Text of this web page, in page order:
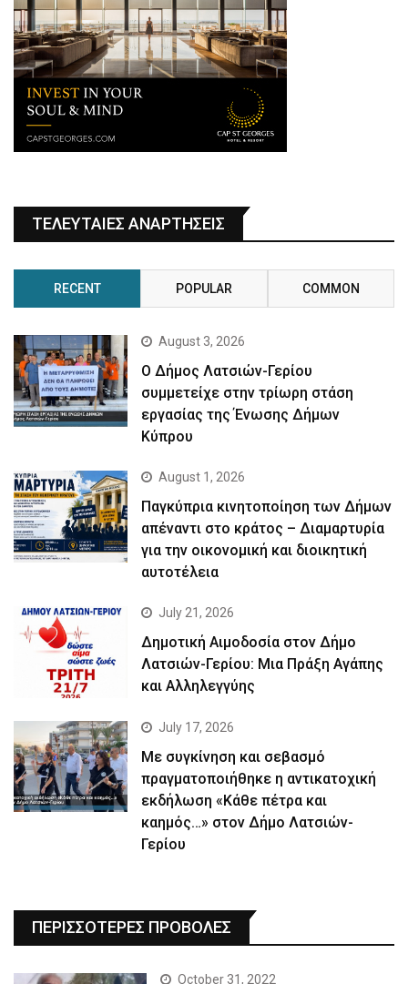
ΤΕΛΕΥΤΑΙΕΣ ΑΝΑΡΤΗΣΕΙΣ
RECENT POPULAR COMMON
August 3, 2026
Ο Δήμος Λατσιών-Γερίου
συμμετείχε στην τρίωρη στάση
εργασίας της Ένωσης Δήμων
Κύπρου
August 1, 2026
Παγκύπρια κινητοποίηση των Δήμων
απέναντι στο κράτος – Διαμαρτυρία
για την οικονομική και διοικητική
αυτοτέλεια
July 21, 2026
Δημοτική Αιμοδοσία στον Δήμο
Λατσιών-Γερίου: Μια Πράξη Αγάπης
και Αλληλεγγύης
July 17, 2026
Με συγκίνηση και σεβασμό
πραγματοποιήθηκε η αντικατοχική
εκδήλωση «Κάθε πέτρα και
καημός…» στον Δήμο Λατσιών-
Γερίου
ΠΕΡΙΣΣΟΤΕΡΕΣ ΠΡΟΒΟΛΕΣ
October 31, 2022